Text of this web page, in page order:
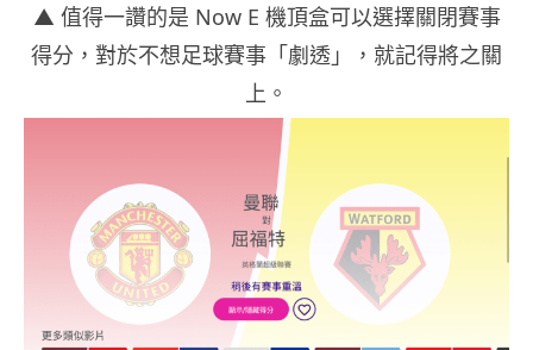
▲ 值得一讚的是 Now E 機頂盒可以選擇關閉賽事
得分，對於不想足球賽事「劇透」，就記得將之關
上。